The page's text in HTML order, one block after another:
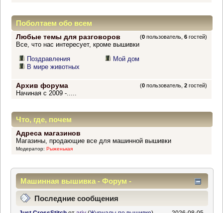
Поболтаем обо всем
Любые темы для разговоров (0 пользователь,6 гостей)
Все, что нас интересует, кроме вышивки
Поздравления
В мире животных
Мой дом
Архив форума (0 пользователь,2 гостей)
Начиная с 2009 -.....
Что, где, почем
Адреса магазинов
Магазины, продающие все для машинной вышивки
Модератор: Рыженькая
Машинная вышивка - Форум -
Информационный центр
Последние сообщения